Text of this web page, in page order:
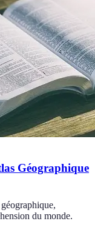
Géographique
du monde.